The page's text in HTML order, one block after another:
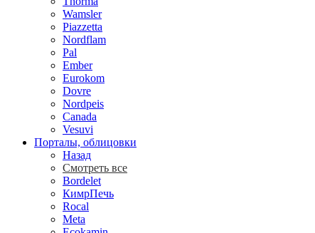
Wamsler
Piazzetta
Nordflam
Pal
Ember
Eurokom
Dovre
Nordpeis
Canada
Vesuvi
Порталы, облицовки
Назад
Смотреть все
Bordelet
КимрПечь
Rocal
Meta